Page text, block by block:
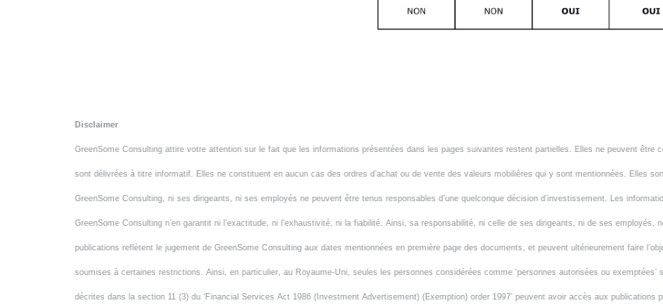
Disclaimer
GreenSome Consulting attire votre attention sur le fait que les informations présentées dans les pages suivantes restent partielles. Elles ne peuvent
sont délivrées à titre informatif. Elles ne constituent en aucun cas des ordres d’achat ou de vente des valeurs mobilières qui y sont mentionnées. Elles
GreenSome Consulting, ni ses dirigeants, ni ses employés ne peuvent être tenus responsables d’une quelconque décision d’investissement. Les
GreenSome Consulting n’en garantit ni l’exactitude, ni l’exhaustivité, ni la fiabilité. Ainsi, sa responsabilité, ni celle de ses dirigeants, ni de ses
publications reflètent le jugement de GreenSome Consulting aux dates mentionnées en première page des documents, et peuvent ultérieurement faire
soumises à certaines restrictions. Ainsi, en particulier, au Royaume-Uni, seules les personnes considérées comme ‘personnes autorisées ou
décrites dans la section 11 (3) du ‘Financial Services Act 1986 (Investment Advertisement) (Exemption) order 1997’ peuvent avoir accès aux